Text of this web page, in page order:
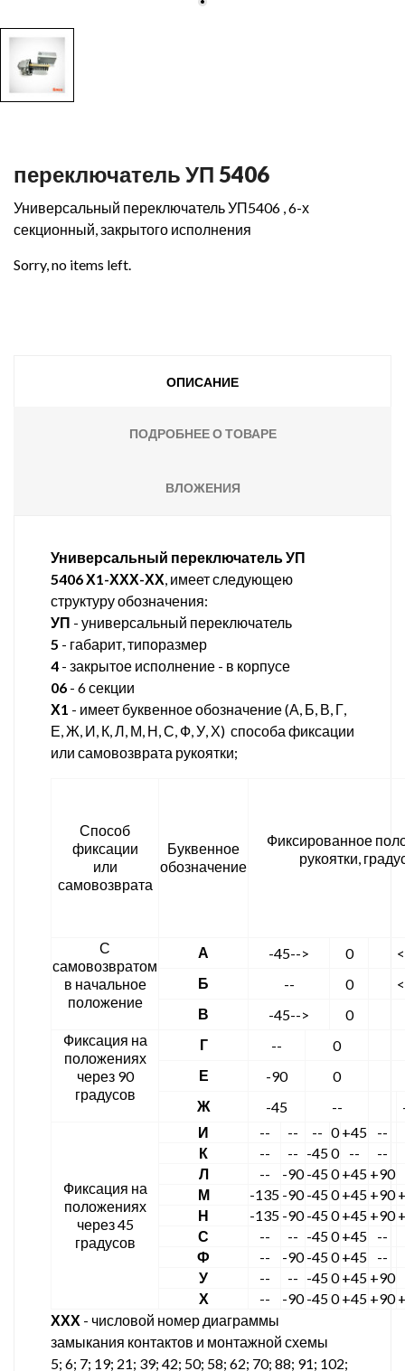
переключатель УП 5406
Универсальный переключатель УП5406 , 6-х
секционный, закрытого исполнения
Sorry, no items left.
ОПИСАНИЕ
ПОДРОБНЕЕ О ТОВАРЕ
ВЛОЖЕНИЯ
Универсальный переключатель УП
5406 Х1-ХХХ-ХХ , имеет следующею
структуру обозначения:
УП - универсальный переключатель
5 - габарит, типоразмер
4 - закрытое исполнение - в корпусе
06 - 6 секции
Х1 - имеет буквенное обозначение (А, Б, В, Г,
Е, Ж, И, К, Л, М, Н, С, Ф, У, Х) способа фиксации
или самовозврата рукоятки;
Способ
фиксации
или
самовозврата
Буквенное
обозначение
Фиксированное
рукоятки,
С
самовозвратом
в начальное
положение
А -45--> 0
Б
-- 0
В
-45-->
0
Фиксация на
положениях
через 90
градусов
Г --
0
Е
-90
0
Ж
-45 --
Фиксация на
положениях
через 45
градусов
И -- -- -- 0 +45
--
К
-- -- -450 --
--
Л
-- -90 -450 +45 +90
М
-135 -90 -450 +45 +90
Н
-135 -90 -450 +45 +90
С
-- -- -450 +45
--
Ф
-- -90 -450 +45
--
У
-- -- -450 +45 +90
Х
-- -90 -450 +45 +90
ХХХ - числовой номер диаграммы
замыкания контактов и монтажной схемы
5; 6; 7; 19; 21; 39; 42; 50; 58; 62; 70; 88; 91; 102;